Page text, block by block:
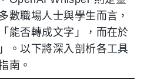
數職場人士與學生而言，
能否轉成文字」，而在於
。以下將深入剖析各工具
南。